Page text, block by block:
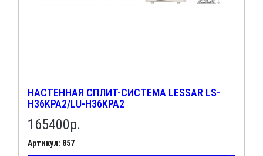
НАСТЕННАЯ СПЛИТ-СИСТЕМА LESSAR LS-
H36KPA2/LU-H36KPA2
165400р.
Артикул: 857